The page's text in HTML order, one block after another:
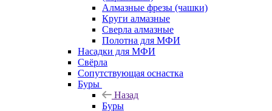
Алмазные фрезы (чашки)
Круги алмазные
Сверла алмазные
Полотна для МФИ
Насадки для МФИ
Свёрла
Сопутствующая оснастка
Буры
Назад
Буры